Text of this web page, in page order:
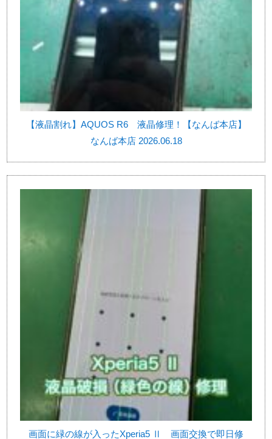
【液晶割れ】AQUOS R6 液晶修理！【なんば本店】
なんば本店 2026.06.18
画面に緑の線が入ったXperia5 Ⅱ 画面交換で即日修